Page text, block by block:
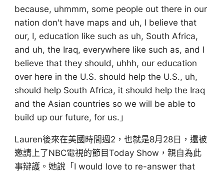
because, uhmmm, some people out there in our
nation don't have maps and uh, I believe that
our, I, education like such as uh, South Africa,
and uh, the Iraq, everywhere like such as, and I
believe that they should, uhhh, our education
over here in the U.S. should help the U.S., uh,
should help South Africa, it should help the Iraq
and the Asian countries so we will be able to
build up our future, for us.」
Lauren後來在美國時間週2，也就是8月28日，還被
邀請上了NBC電視的節目Today Show，親自為此
事辯護。她說「I would love to re-answer that